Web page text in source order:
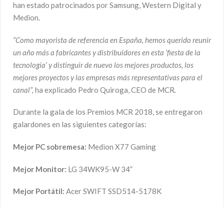
han estado patrocinados por Samsung, Western Digital y
Medion.
“Como mayorista de referencia en España, hemos querido reunir
un año más a fabricantes y distribuidores en esta ‘fiesta de la
tecnología’ y distinguir de nuevo los mejores productos, los
mejores proyectos y las empresas más representativas para el
canal”, ha explicado Pedro Quiroga, CEO de MCR.
Durante la gala de los Premios MCR 2018, se entregaron
galardones en las siguientes categorías:
Mejor PC sobremesa: Medion X77 Gaming
Mejor Monitor: LG 34WK95-W 34”
Mejor Portátil: Acer SWIFT SSD514-5178K